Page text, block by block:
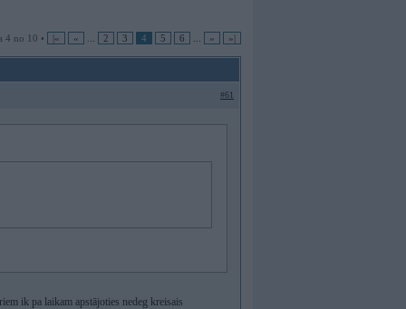
4 no 10 • |« « 2 3 4 5 6 » »|
#61
ik pa laikam apstājoties nedeg kreisais